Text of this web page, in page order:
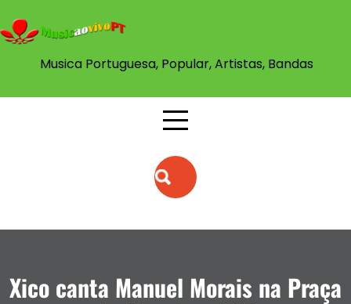
Musica Portuguesa, Popular, Artistas, Bandas
Xico canta Manuel Morais na Praça